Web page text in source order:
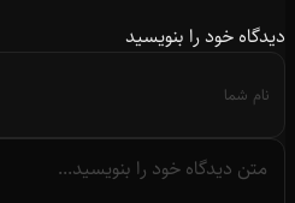
دیدگاه خود را بنویسید